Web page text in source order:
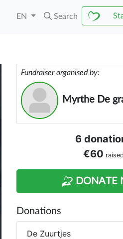
EN Search
Fundraiser organised by:
Myrthe De
6
€60 raised
DONATE
Donations
De Zuurtjes